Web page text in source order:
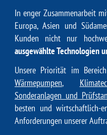
In enger Zusammenarbeit
Europa, Asien und
Kunden nicht nur
ausgewählte Technologien
Unsere Priorität im
Wärmepumpen,
Sonderanlagen und
besten und wirtschaftlich-
Anforderungen unserer